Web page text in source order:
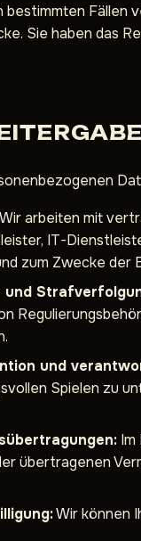
bestimmten Fällen
Sie haben das
Wir arbeiten mit
IT-
zum Zwecke der
und
und
Spielen zu
übertragenen
Wir können